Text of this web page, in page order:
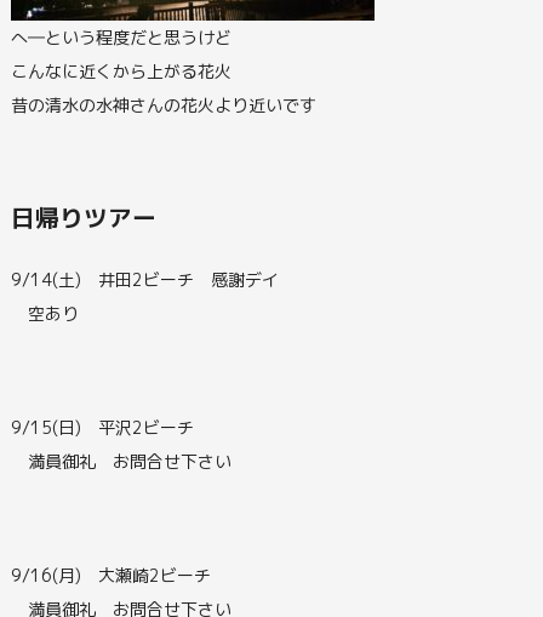
へ―という程度だと思うけど
こんなに近くから上がる花火
昔の清水の水神さんの花火より近いです
日帰りツアー
9/14(土) 井田2ビーチ 感謝デイ
空あり
9/15(日) 平沢2ビーチ
満員御礼 お問合せ下さい
9/16(月) 大瀬崎2ビーチ
満員御礼 お問合せ下さい